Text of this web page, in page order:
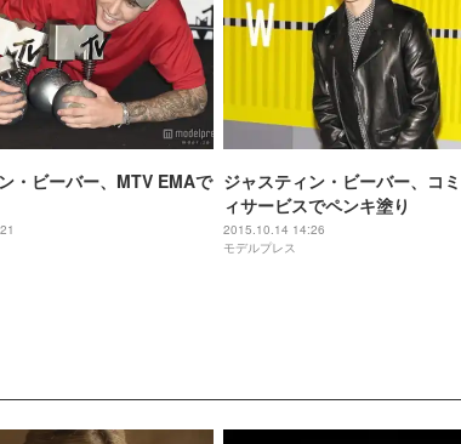
・ビーバー、MTV EMAで ジャスティン・ビーバー、コ
ィサービスでペンキ塗り
2015.10.14 14:26
モデルプレス